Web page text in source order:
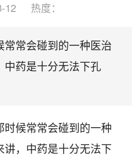
12 热度：
常会碰到的一种医治
中药是十分无法下孔
候常常会碰到的一种
，中药是十分无法下